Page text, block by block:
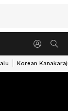
Korean